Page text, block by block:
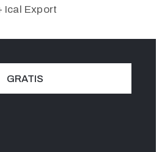
Ical Export
GRATIS